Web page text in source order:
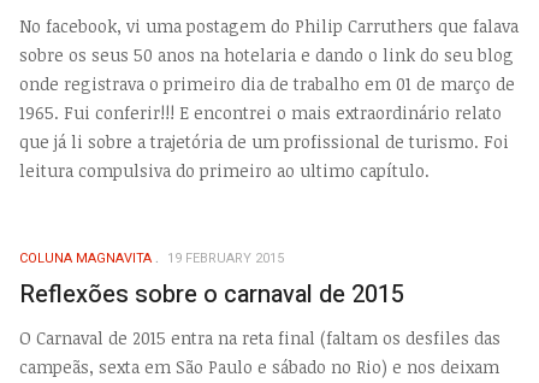
No facebook, vi uma postagem do Philip Carruthers que falava
sobre os seus 50 anos na hotelaria e dando o link do seu blog
onde registrava o primeiro dia de trabalho em 01 de março de
1965. Fui conferir!!! E encontrei o mais extraordinário relato
que já li sobre a trajetória de um profissional de turismo. Foi
leitura compulsiva do primeiro ao ultimo capítulo.
COLUNA MAGNAVITA 19 FEBRUARY 2015
Reflexões sobre o carnaval de 2015
O Carnaval de 2015 entra na reta final (faltam os desfiles das
campeãs, sexta em São Paulo e sábado no Rio) e nos deixam